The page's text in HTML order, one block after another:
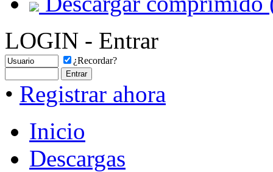
LOGIN - Entrar
¿Recordar?
• Registrar ahora
Inicio
Descargas